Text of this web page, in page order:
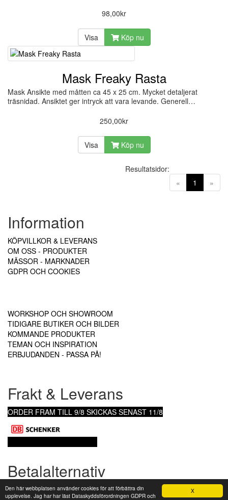
X
Den här webbplatsen använder cookies för att förbättra din
upplevelse. Jag har har läst Dataskyddsförordningen GDPR och
98,00kr
Visa Köp nu
Mask Freaky Rasta
Mask Ansikte med måtten ca 45 x 25 cm. Mycket detaljerat
träsnidad. Ansiktet ger intryck att vara levande. Generell…
250,00kr
Visa Köp nu
« 1 (current)
»
Resultatsidor:
Information
KÖPVILLKOR & LEVERANS
OM OSS - PRODUKTER
MÄSSOR - MARKNADER
GDPR OCH COOKIES
WORKSHOP OCH SHOWROOM
TIDIGARE BUTIKER OCH BILDER
KOMMANDE PRODUKTER
TEMAN OCH INSPIRATION
ERBJUDANDEN - PASSA PÅ!
Frakt & Leverans
ORDER FRAM TILL 9/8 SKICKAS SENAST 11/8
Betalalternativ